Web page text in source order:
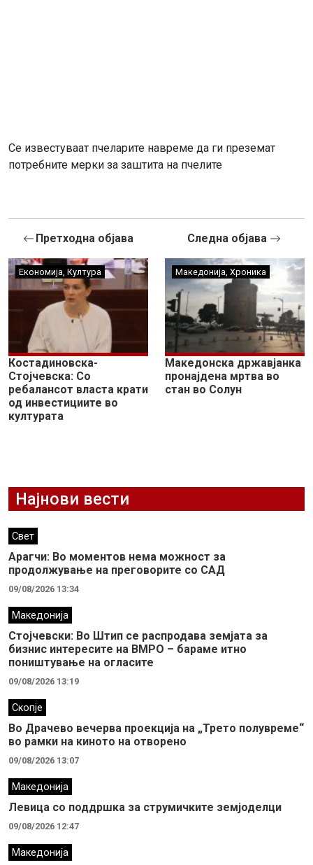
Се известуваат пчеларите навреме да ги преземат
потребните мерки за заштита на пчелите
Претходна објава
Економија Култура
Костадиновска-
Стојчевска: Со
ребалансот власта крати
од инвестициите во
културата
Следна објава
Македонија Хроника
Македонска државјанка
пронајдена мртва во
стан во Солун
Најнови вести
Свет
Арагчи: Во моментов нема можност за
продолжување на преговорите со САД
09/08/2026 13:34
Македонија
Стојчевски: Во Штип се распродава земјата за
бизнис интересите на ВМРО – бараме итно
поништување на огласите
09/08/2026 13:19
Скопје
Во Драчево вечерва проекција на „Трето полувреме“
во рамки на киното на отворено
09/08/2026 13:07
Македонија
Левица со поддршка за струмичките земјоделци
09/08/2026 12:47
Македонија